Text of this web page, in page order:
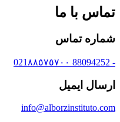
تماس با ما
شماره تماس
- 88094252 021٨٨٥٧٥٧٠٠
ارسال ایمیل
info@alborzinstituto.com